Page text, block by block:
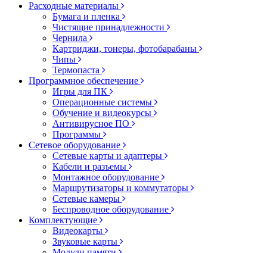
Расходные материалы
Бумага и пленка
Чистящие принадлежности
Чернила
Картриджи, тонеры, фотобарабаны
Чипы
Термопаста
Программное обеспечение
Игры для ПК
Операционные системы
Обучение и видеокурсы
Антивирусное ПО
Программы
Сетевое оборудование
Сетевые карты и адаптеры
Кабели и разъемы
Монтажное оборудование
Маршрутизаторы и коммутаторы
Сетевые камеры
Беспроводное оборудование
Комплектующие
Видеокарты
Звуковые карты